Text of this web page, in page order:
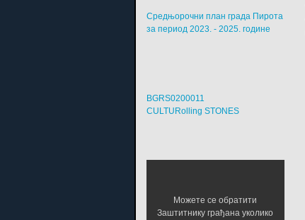
Средњорочни план града Пирота
за период 2023. - 2025. године
BGRS0200011
CULTURolling STONES
Можете се обратити
Заштитнику грађана уколико